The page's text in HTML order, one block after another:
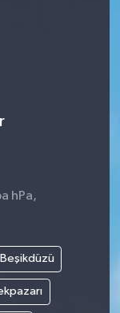
hPa,
Beşikdüzü